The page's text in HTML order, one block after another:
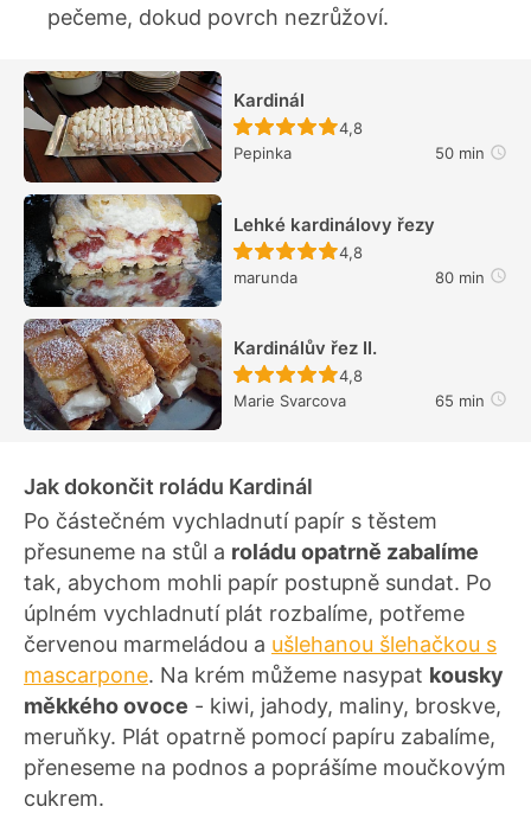
pečeme, dokud povrch nezrůžoví.
Kardinál
Recept ještě nebyl
4,8
Pepinka
50 min
Lehké kardinálovy řezy
Recept ještě nebyl
4,8
marunda
80 min
Kardinálův řez II.
Recept ještě nebyl
4,8
Marie Svarcova
65 min
Jak dokončit roládu Kardinál
Po částečném vychladnutí papír s těstem
přesuneme na stůl a roládu opatrně zabalíme
tak, abychom mohli papír postupně sundat. Po
úplném vychladnutí plát rozbalíme, potřeme
červenou marmeládou a ušlehanou šlehačkou s
mascarpone. Na krém můžeme nasypat kousky
měkkého ovoce - kiwi, jahody, maliny, broskve,
meruňky. Plát opatrně pomocí papíru zabalíme,
přeneseme na podnos a poprášíme moučkovým
cukrem.